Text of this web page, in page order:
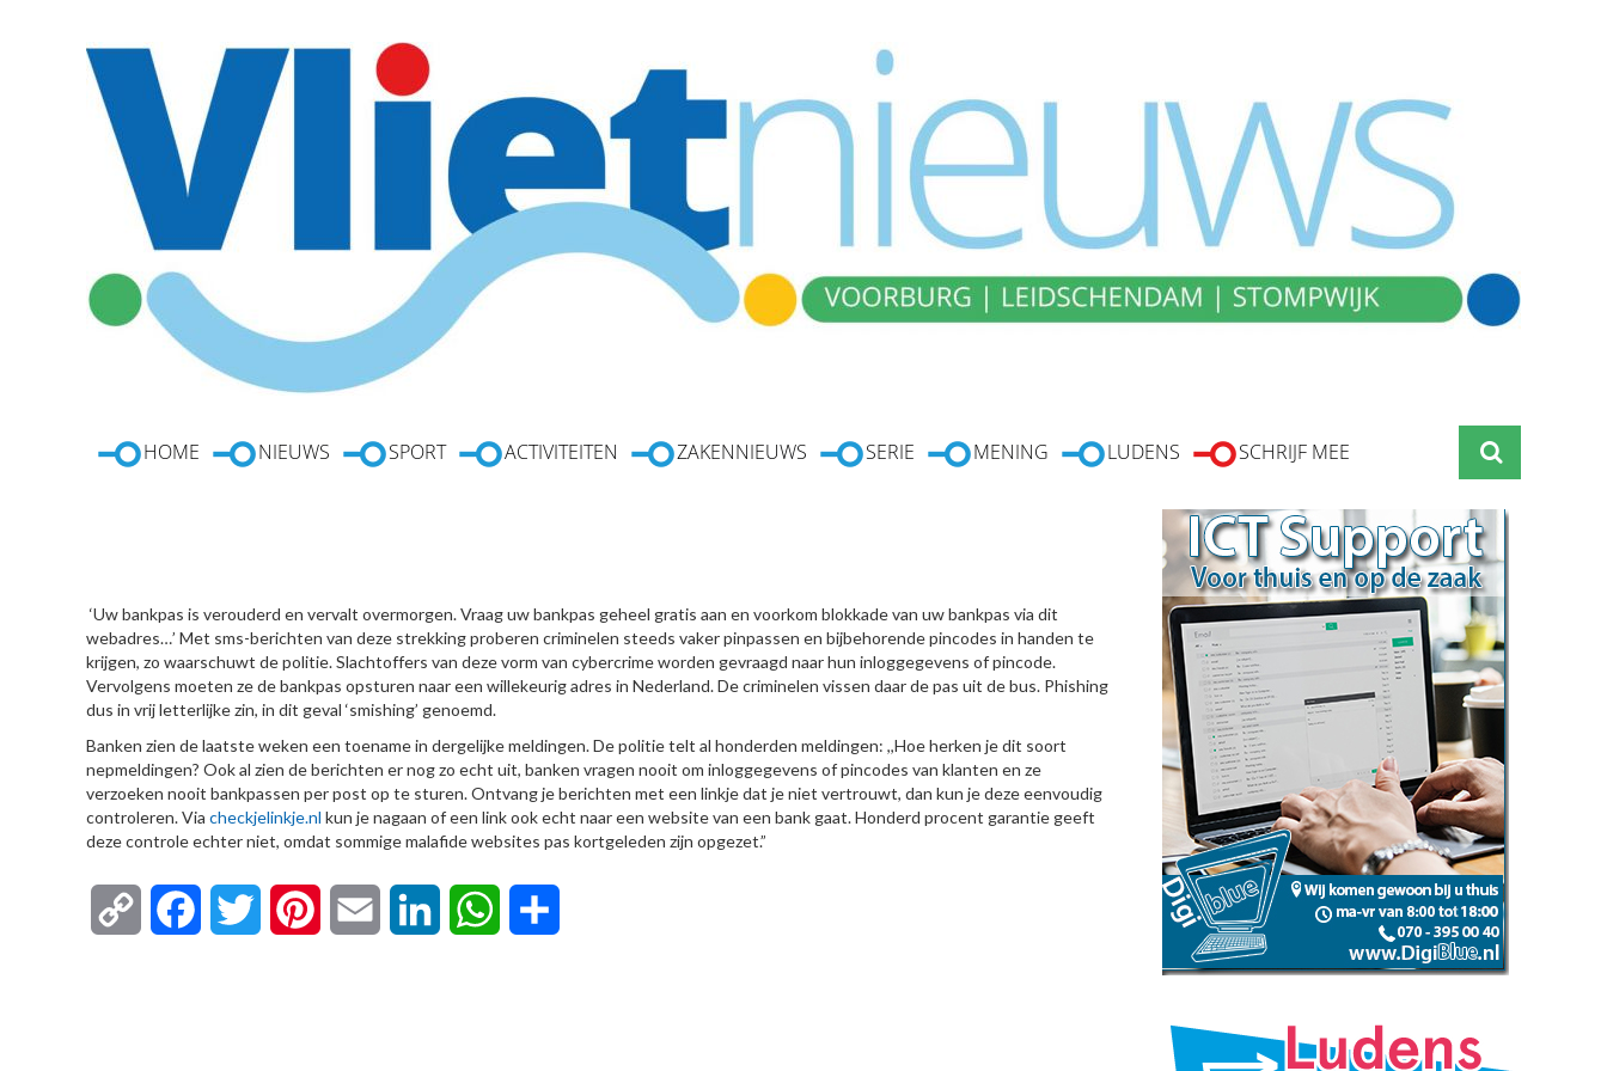
HOME NIEUWS SPORT ACTIVITEITEN ZAKENNIEUWS SERIE MENING LUDENS SCHRIJF MEE
‘Uw bankpas is verouderd en vervalt overmorgen. Vraag uw bankpas geheel gratis aan en voorkom blokkade van uw bankpas via dit
webadres…’ Met sms-berichten van deze strekking proberen criminelen steeds vaker pinpassen en bijbehorende pincodes in handen te
krijgen, zo waarschuwt de politie. Slachtoffers van deze vorm van cybercrime worden gevraagd naar hun inloggegevens of pincode.
Vervolgens moeten ze de bankpas opsturen naar een willekeurig adres in Nederland. De criminelen vissen daar de pas uit de bus. Phishing
dus in vrij letterlijke zin, in dit geval ‘smishing’ genoemd.
Banken zien de laatste weken een toename in dergelijke meldingen. De politie telt al honderden meldingen: ,,Hoe herken je dit soort
nepmeldingen? Ook al zien de berichten er nog zo echt uit, banken vragen nooit om inloggegevens of pincodes van klanten en ze
verzoeken nooit bankpassen per post op te sturen. Ontvang je berichten met een linkje dat je niet vertrouwt, dan kun je deze eenvoudig
controleren. Via checkjelinkje.nl kun je nagaan of een link ook echt naar een website van een bank gaat. Honderd procent garantie geeft
deze controle echter niet, omdat sommige malafide websites pas kortgeleden zijn opgezet.”
Copy FacebookTwitter Pinterest Email LinkedIn WhatsApp